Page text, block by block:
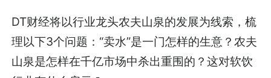
DT财经将以行业龙头农夫山泉的发展为线索，梳
理以下3个问题：“卖水”是一门怎样的生意？农夫
山泉是怎样在千亿市场中杀出重围的？这对软饮